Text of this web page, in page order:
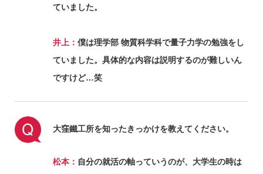
ていました。
井上： 僕は理学部 物質科学科で量子力学の勉強をし
ていました。具体的な内容は説明するのが難しいん
ですけど…笑
大窪鐵工所を知ったきっかけを教えてください。
松本： 自分の就活の軸っていうのが、大学生の時は